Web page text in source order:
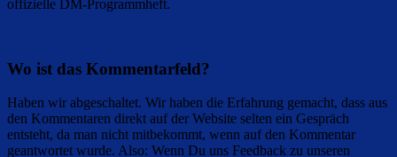
offizielle DM-Programmheft.
Wo ist das Kommentarfeld?
Haben wir abgeschaltet. Wir haben die Erfahrung gemacht, dass aus
den Kommentaren direkt auf der Website selten ein Gespräch
entsteht, da man nicht mitbekommt, wenn auf den Kommentar
geantwortet wurde. Also: Wenn Du uns Feedback zu unseren